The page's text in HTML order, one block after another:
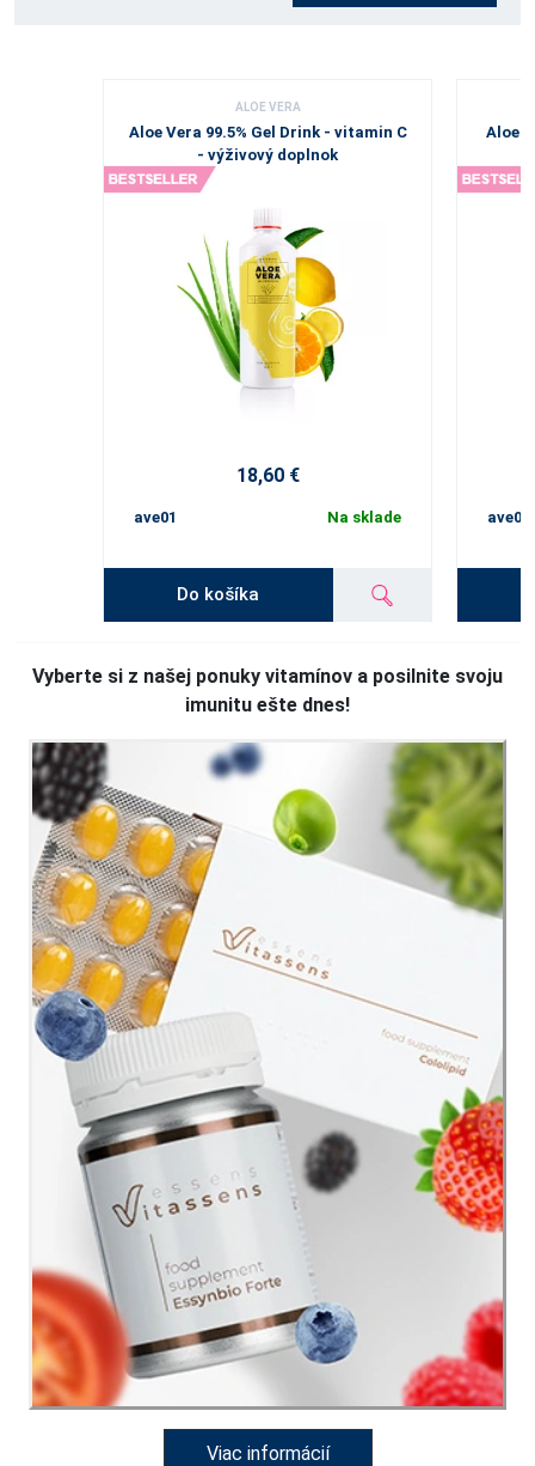
ALOE VERA
Aloe Vera 99.5% Gel Drink - vitamin C
- výživový doplnok
18,60 €
ave01 Na sklade
Do košíka
Aloe
ave02
Vyberte si z našej ponuky vitamínov a posilnite svoju
imunitu ešte dnes!
Viac informácií